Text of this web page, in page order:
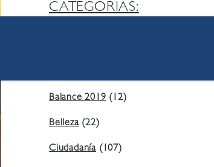
CATEGORIAS:
Balance 2019(12)
Belleza(22)
Ciudadanía (107)